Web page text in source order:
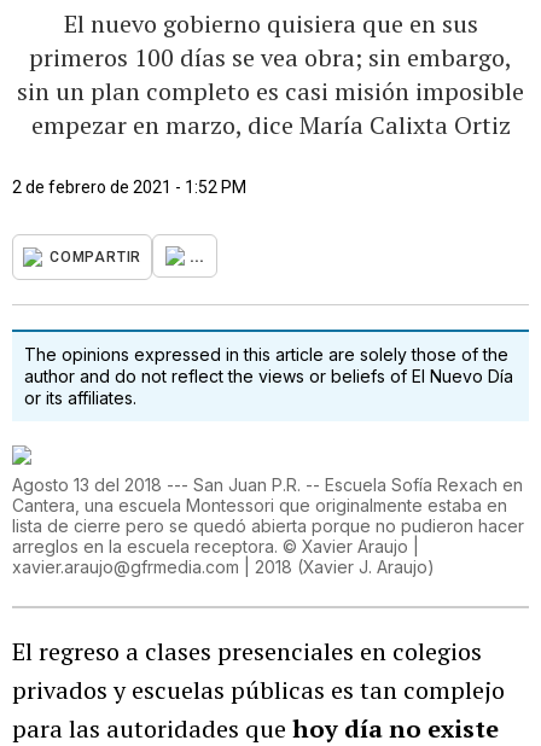
El nuevo gobierno quisiera que en sus
primeros 100 días se vea obra; sin embargo,
sin un plan completo es casi misión imposible
empezar en marzo, dice María Calixta Ortiz
2 de febrero de 2021 - 1:52 PM
COMPARTIR ...
The opinions expressed in this article are solely those of the
author and do not reflect the views or beliefs of El Nuevo Día
or its affiliates.
Agosto 13 del 2018 --- San Juan P.R. -- Escuela Sofía Rexach en
Cantera, una escuela Montessori que originalmente estaba en
lista de cierre pero se quedó abierta porque no pudieron hacer
arreglos en la escuela receptora. © Xavier Araujo |
xavier.araujo@gfrmedia.com | 2018 (Xavier J. Araujo)
El regreso a clases presenciales en colegios
privados y escuelas públicas es tan complejo
para las autoridades que hoy día no existe